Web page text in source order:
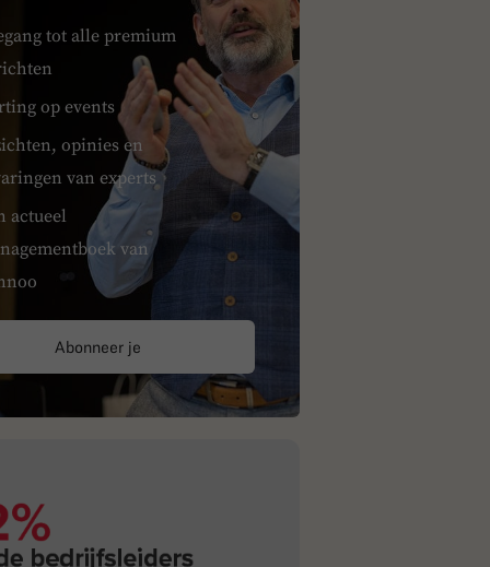
tot alle premium
op events
opinies en
van experts
actueel
van
Abonneer je